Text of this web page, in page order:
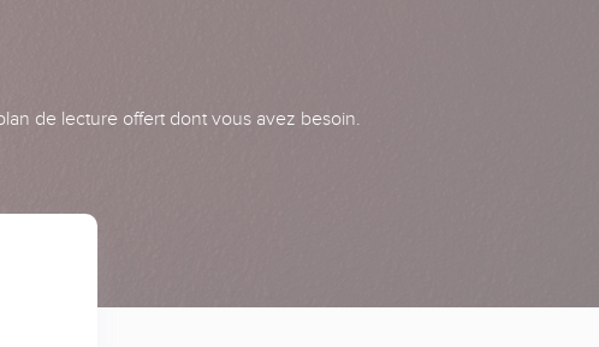
de lecture offert dont vous avez besoin.